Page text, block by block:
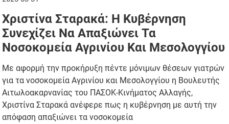
Χριστίνα Σταρακά: Η Κυβέρνηση
Συνεχίζει Να Απαξιώνει Τα
Νοσοκομεία Αγρινίου Και Μεσολογγίου
Με αφορμή την προκήρυξη πέντε μόνιμων θέσεων γιατρών
για τα νοσοκομεία Αγρινίου και Μεσολογγίου η Βουλευτής
Αιτωλοακαρνανίας του ΠΑΣΟΚ-Κινήματος Αλλαγής,
Χριστίνα Σταρακά ανέφερε πως η κυβέρνηση με αυτή την
απόφαση απαξιώνει τα νοσοκομεία